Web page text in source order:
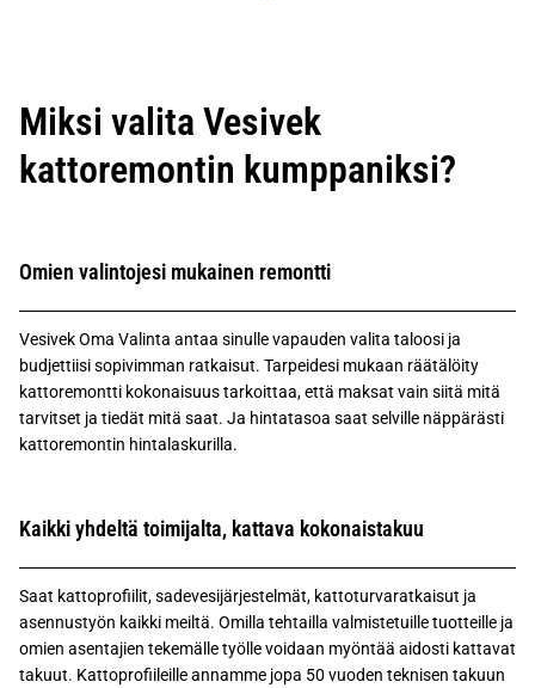
0
Miksi valita Vesivek
kattoremontin kumppaniksi?
Omien valintojesi mukainen remontti
Vesivek Oma Valinta antaa sinulle vapauden valita taloosi ja
budjettiisi sopivimman ratkaisut. Tarpeidesi mukaan räätälöity
kattoremontti kokonaisuus tarkoittaa, että maksat vain siitä mitä
tarvitset ja tiedät mitä saat. Ja hintatasoa saat selville näppärästi
kattoremontin hintalaskurilla.
Kaikki yhdeltä toimijalta, kattava kokonaistakuu
Saat kattoprofiilit, sadevesijärjestelmät, kattoturvaratkaisut ja
asennustyön kaikki meiltä. Omilla tehtailla valmistetuille tuotteille ja
omien asentajien tekemälle työlle voidaan myöntää aidosti kattavat
takuut. Kattoprofiileille annamme jopa 50 vuoden teknisen takuun